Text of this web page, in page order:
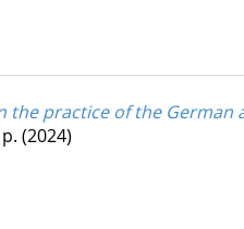
the practice of the
(2024)